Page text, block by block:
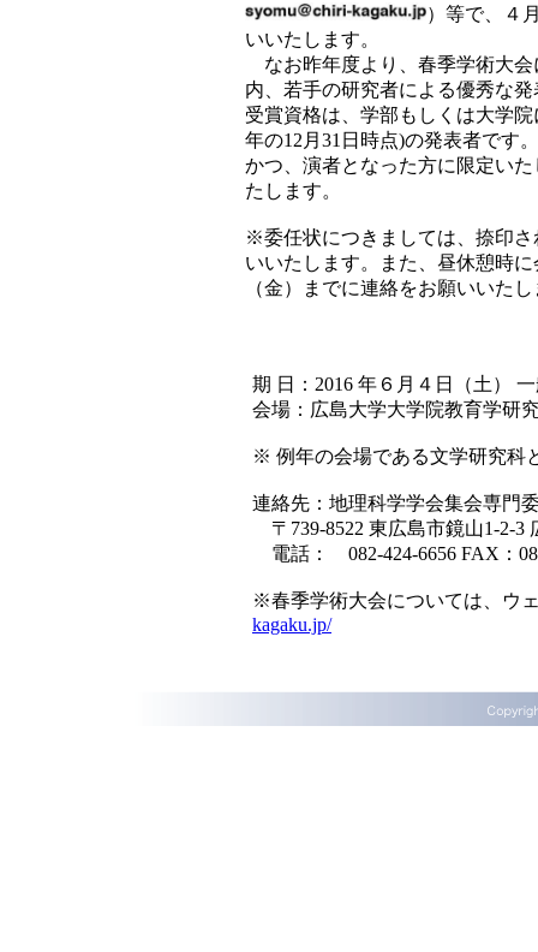
）等で、４
いいたします。
なお昨年度より、春季学術大会
内、若手の研究者による優秀な
受賞資格は、学部もしくは大学
年の12月31日時点)の発表者です
かつ、演者となった方に限定い
たします。
※委任状につきましては、捺印
いいたします。また、昼休憩時
（金）までに連絡をお願いいた
期 日：2016 年６月４日（土）
会場：広島大学大学院教育学研
※ 例年の会場である文学研究科
連絡先：地理科学学会集会専門
〒739-8522 東広島市鏡山1-2-3
電話： 082-424-6656 FAX：
※春季学術大会については、ウ
kagaku.jp/